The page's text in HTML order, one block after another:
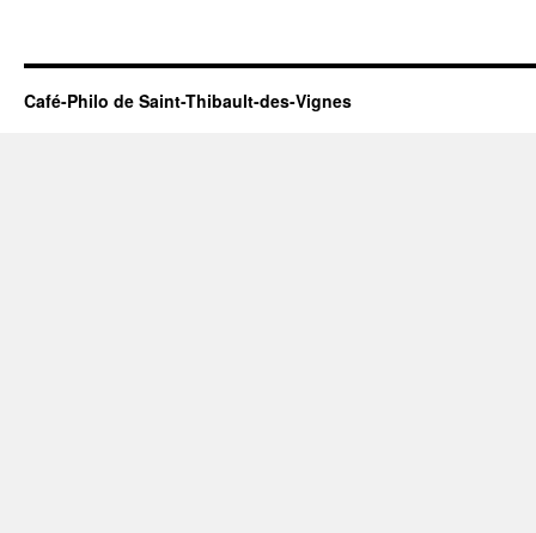
Café-Philo de Saint-Thibault-des-Vignes